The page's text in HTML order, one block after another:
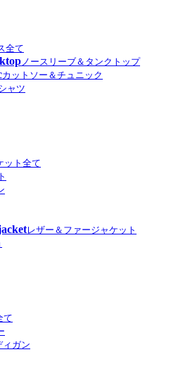
全て
ノースリーブ＆タンクトップ
カットソー＆チュニック
ャツ
ット全て
レザー＆ファージャケット
て
ィガン